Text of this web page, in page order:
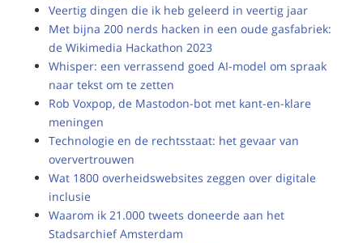
Veertig dingen die ik heb geleerd in veertig jaar
Met bijna 200 nerds hacken in een oude gasfabriek:
de Wikimedia Hackathon 2023
Whisper: een verrassend goed AI-model om spraak
naar tekst om te zetten
Rob Voxpop, de Mastodon-bot met kant-en-klare
meningen
Technologie en de rechtsstaat: het gevaar van
oververtrouwen
Wat 1800 overheidswebsites zeggen over digitale
inclusie
Waarom ik 21.000 tweets doneerde aan het
Stadsarchief Amsterdam